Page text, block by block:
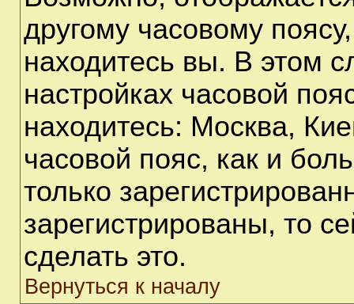
другому часовому
находитесь вы. В этом
настройках часовой
находитесь: Москва,
часовой пояс, как и
только
зарегистрированы, то
сделать это.
Вернуться к началу